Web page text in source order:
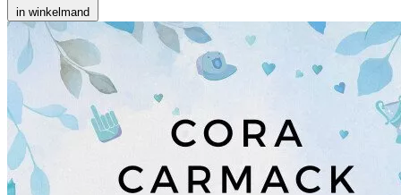
in winkelmand